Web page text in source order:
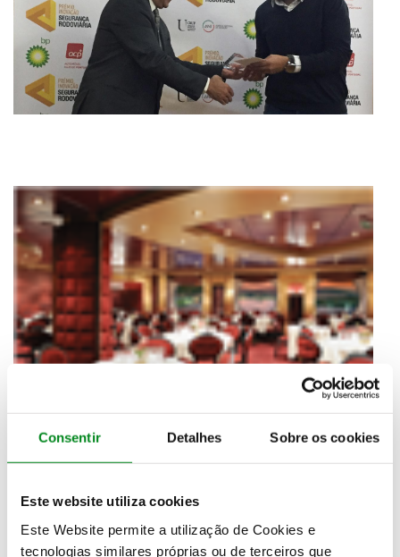
Consentir Detalhes Sobre os cookies
Este website utiliza cookies
Este Website permite a utilização de Cookies e
tecnologias similares próprias ou de terceiros que